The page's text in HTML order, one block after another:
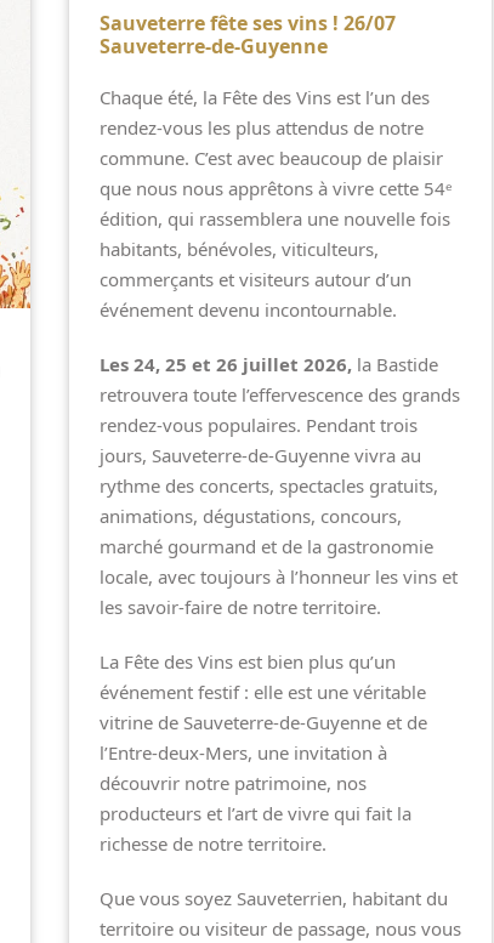
Sauveterre fête ses vins ! 26/07
Sauveterre-de-Guyenne
Chaque été, la Fête des Vins est l’un des
rendez-vous les plus attendus de notre
commune. C’est avec beaucoup de plaisir
que nous nous apprêtons à vivre cette 54ᵉ
édition, qui rassemblera une nouvelle fois
habitants, bénévoles, viticulteurs,
commerçants et visiteurs autour d’un
événement devenu incontournable.
Les 24, 25 et 26 juillet 2026, la Bastide
retrouvera toute l’effervescence des grands
rendez-vous populaires. Pendant trois
jours, Sauveterre-de-Guyenne vivra au
rythme des concerts, spectacles gratuits,
animations, dégustations, concours,
marché gourmand et de la gastronomie
locale, avec toujours à l’honneur les vins et
les savoir-faire de notre territoire.
La Fête des Vins est bien plus qu’un
événement festif : elle est une véritable
vitrine de Sauveterre-de-Guyenne et de
l’Entre-deux-Mers, une invitation à
découvrir notre patrimoine, nos
producteurs et l’art de vivre qui fait la
richesse de notre territoire.
Que vous soyez Sauveterrien, habitant du
territoire ou visiteur de passage, nous vous